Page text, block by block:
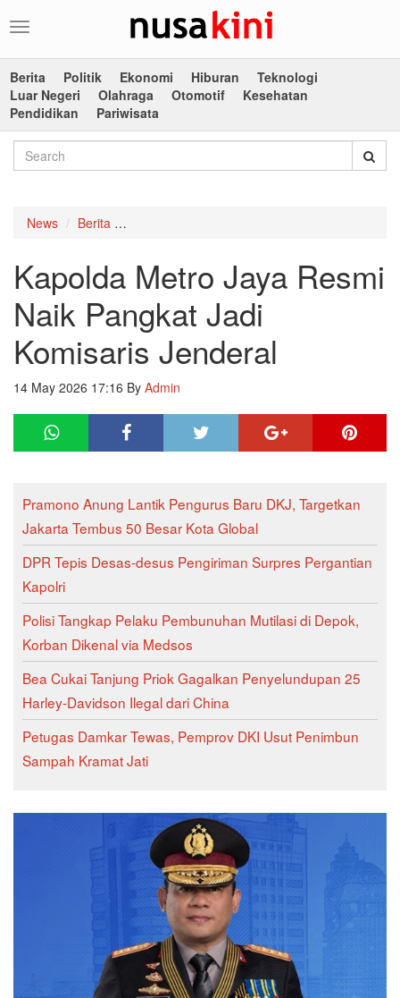
Toggle
Berita
Politik Ekonomi Hiburan
Teknologi
Luar Negeri
Olahraga Otomotif
Kesehatan
Pendidikan
Pariwisata
News Berita
Kapolda Metro Jaya Resmi
Naik Pangkat Jadi
Komisaris Jenderal
14 May 2026 17:16 By Admin
Pramono Anung Lantik Pengurus Baru DKJ, Targetkan
Jakarta Tembus 50 Besar Kota Global
DPR Tepis Desas-desus Pengiriman Surpres Pergantian
Kapolri
Polisi Tangkap Pelaku Pembunuhan Mutilasi di Depok,
Korban Dikenal via Medsos
Bea Cukai Tanjung Priok Gagalkan Penyelundupan 25
Harley-Davidson Ilegal dari China
Petugas Damkar Tewas, Pemprov DKI Usut Penimbun
Sampah Kramat Jati